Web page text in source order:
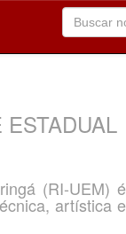
(RI-UEM) é
artística e